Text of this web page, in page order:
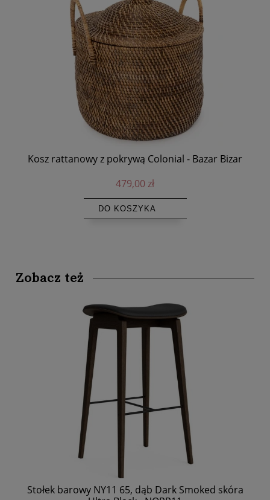
Colonial - Bazar Bizar
Koszyk rattanowy Colonial
Zobacz też
Stołek barowy NY11 65, dąb Dark Smoked skóra